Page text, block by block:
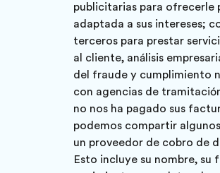
publicitarias para ofrecerle
adaptada a sus intereses;
terceros para prestar
al cliente, análisis
del fraude y cumplimiento
con agencias de
no nos ha pagado sus
podemos compartir
un proveedor de cobro de
Esto incluye su nombre, su